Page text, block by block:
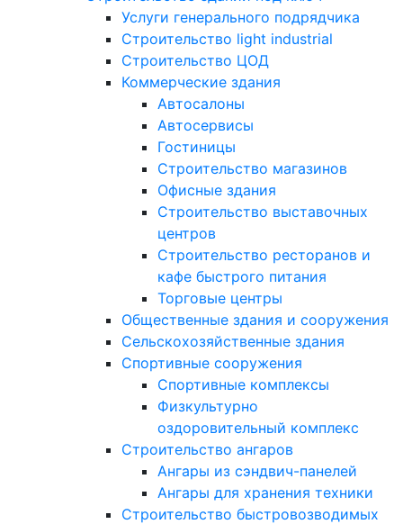
Услуги генерального подрядчика
Строительство light industrial
Строительство ЦОД
Коммерческие здания
Автосалоны
Автосервисы
Гостиницы
Строительство магазинов
Офисные здания
Строительство выставочных
центров
Строительство ресторанов и
кафе быстрого питания
Торговые центры
Общественные здания и сооружения
Сельскохозяйственные здания
Спортивные сооружения
Спортивные комплексы
Физкультурно
оздоровительный комплекс
Строительство ангаров
Ангары из сэндвич-панелей
Ангары для хранения техники
Строительство быстровозводимых